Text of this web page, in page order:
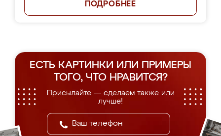
ПОДРОБНЕЕ
ЕСТЬ КАРТИНКИ ИЛИ ПРИМЕРЫ
ТОГО, ЧТО НРАВИТСЯ?
Присылайте — сделаем также или
лучше!